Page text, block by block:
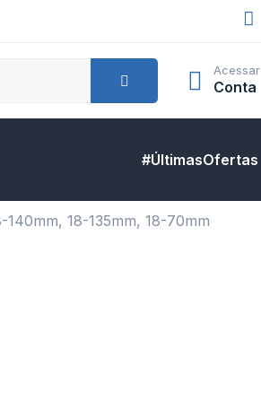
Acessar
Conta
#ÚltimasOfertas
18-135mm, 18-70mm